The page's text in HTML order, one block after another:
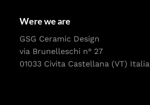
Were we are
GSG Ceramic Design
via Brunelleschi n° 27
01033 Civita Castellana (VT) Italia